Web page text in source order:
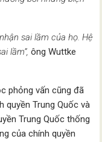
sai lầm của họ. Hệ
lầm”, ông Wuttke
phỏng vấn cũng đã
quyền Trung Quốc và
Trung Quốc thống
của chính quyền